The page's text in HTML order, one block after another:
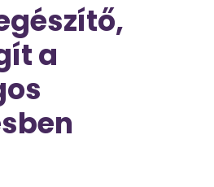
a